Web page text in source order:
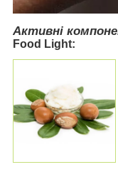
Активні
Food Light: